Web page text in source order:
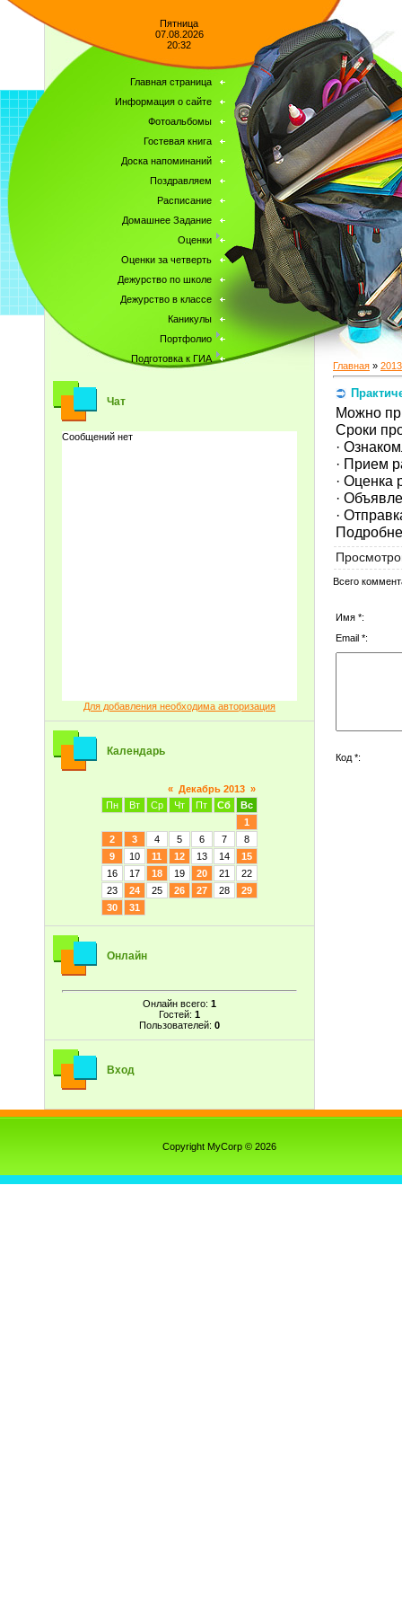
Пятница
07.08.2026
20:32
Главная страница
Информация о сайте
Фотоальбомы
Гостевая книга
Доска напоминаний
Поздравляем
Расписание
Домашнее Задание
Оценки
Оценки за четверть
Дежурство по школе
Дежурство в классе
Каникулы
Портфолио
Подготовка к ГИА
Чат
Для добавления необходима авторизация
Календарь
« Декабрь 2013 »
Пн
Вт Ср Чт Пт Сб
Вс
1
2
3 4 5 6 7
8
9
10 11 12 13 14
15
16
17 18 19 20 21
22
23
24 25 26 27 28
29
30
31
Онлайн
Онлайн всего: 1
Гостей: 1
Пользователей: 0
Вход
Главная » 2013
Можно
Сроки
·
· Прием
· Оценка
·
·
Всего
Имя *:
Email *:
Код *:
Copyright MyCorp © 2026